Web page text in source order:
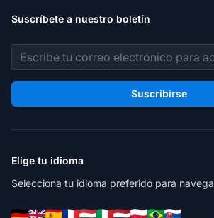
Suscríbete a nuestro boletín
Dirección de correo electrónico
Suscribirse
Elige tu idioma
Selecciona tu idioma preferido para